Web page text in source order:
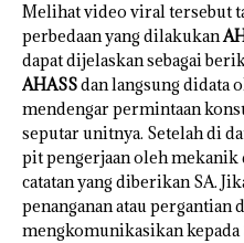
Melihat video viral tersebut
perbedaan yang dilakukan
dapat dijelaskan sebagai
AHASSdan langsung didata
mendengar permintaan
seputar unitnya. Setelah di
pit pengerjaan oleh mekanik
catatan yang diberikan SA.
penanganan atau
mengkomunikasikan kepada